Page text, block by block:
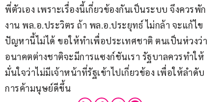
พี่ตัวเอง เพราะเรื่องนี้เกี่ยวข้องกันเป็นระบบ จึงควรพัก
งาน พล.อ.ประวิตร ถ้า พล.อ.ประยุทธ์ ไม่กล้า จะแก้ไข
ปัญหานี้ไม่ได้ ขอให้ทำเพื่อประเทศชาติ ตนเป็นห่วงว่า
อนาคตต่างชาติจะมีการแซงก์ชันเรา รัฐบาลควรทำให้
มั่นใจว่าไม่มีเจ้าหน้าที่รัฐเข้าไปเกี่ยวข้อง เพื่อให้ลำดับ
การค้ามนุษย์ดีขึ้น